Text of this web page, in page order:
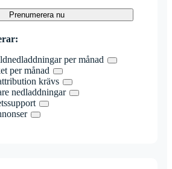
Prenumerera nu
per månad
per månad
krävs
nedladdningar